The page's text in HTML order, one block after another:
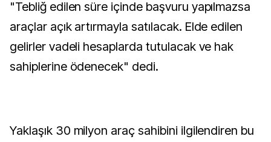
"Tebliğ edilen süre içinde başvuru yapılmazsa
araçlar açık artırmayla satılacak. Elde edilen
gelirler vadeli hesaplarda tutulacak ve hak
sahiplerine ödenecek" dedi.
Yaklaşık 30 milyon araç sahibini ilgilendiren bu